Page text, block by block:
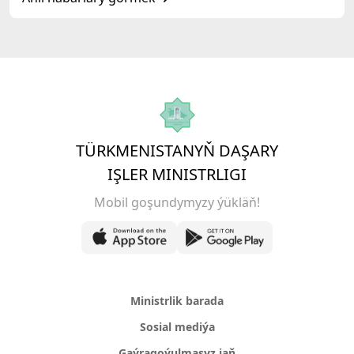
TÜRKMENISTANYŇ DAŞARY
IŞLER MINISTRLIGI
Mobil goşundymyzy ýükläň!
Ministrlik barada
Sosial mediýa